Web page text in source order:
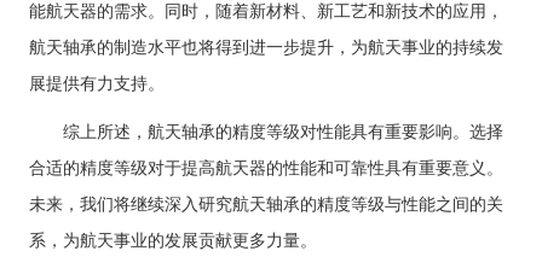
能航天器的需求。同时，随着新材料、新工艺和新技术的应用，
航天轴承的制造水平也将得到进一步提升，为航天事业的持续发
展提供有力支持。
综上所述，航天轴承的精度等级对性能具有重要影响。选择
合适的精度等级对于提高航天器的性能和可靠性具有重要意义。
未来，我们将继续深入研究航天轴承的精度等级与性能之间的关
系，为航天事业的发展贡献更多力量。